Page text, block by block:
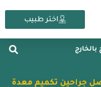
اختر طبيب